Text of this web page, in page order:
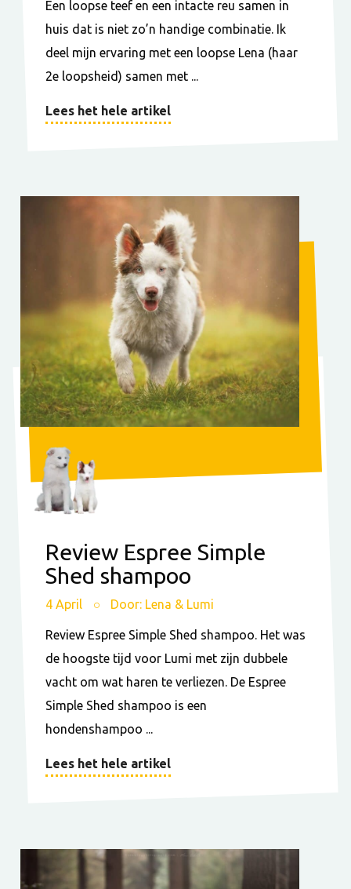
Een loopse teef en een intacte reu samen in
huis dat is niet zo’n handige combinatie. Ik
deel mijn ervaring met een loopse Lena (haar
2e loopsheid) samen met ...
Lees het hele artikel
Review Espree Simple
Shed shampoo
4 April Door: Lena & Lumi
Review Espree Simple Shed shampoo. Het was
de hoogste tijd voor Lumi met zijn dubbele
vacht om wat haren te verliezen. De Espree
Simple Shed shampoo is een
hondenshampoo ...
Lees het hele artikel